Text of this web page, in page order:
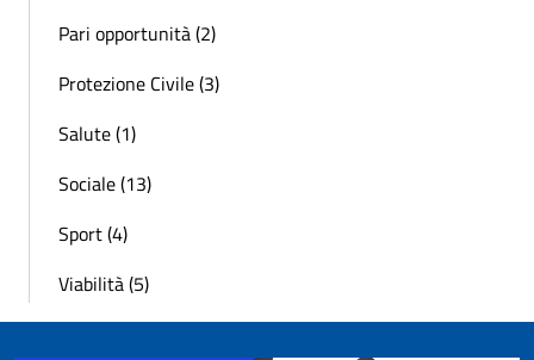
Pari opportunità (2)
Protezione Civile (3)
Salute (1)
Sociale (13)
Sport (4)
Viabilità (5)